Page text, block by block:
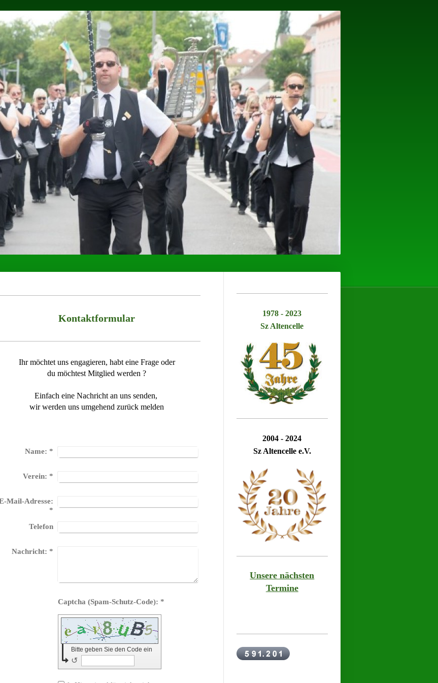
Kontaktformular
Ihr möchtet uns engagieren, habt eine Frage oder
du möchtest Mitglied werden ?
Einfach eine Nachricht an uns senden,
wir werden uns umgehend zurück melden
Name: *
Verein: *
Mail-Adresse:
*
Telefon
Nachricht: *
Captcha (Spam-Schutz-Code): *
Bitte geben Sie den Code ein
↺
1978 - 2023
Sz Altencelle
2004 - 2024
Sz Altencelle e.V.
Unsere nächsten
Termine